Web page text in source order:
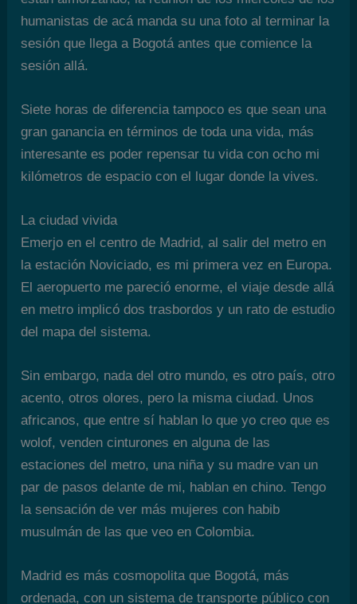
humanistas de acá manda su una foto al terminar la
sesión que llega a Bogotá antes que comience la
sesión allá.
Siete horas de diferencia tampoco es que sean una
gran ganancia en términos de toda una vida, más
interesante es poder repensar tu vida con ocho mi
kilómetros de espacio con el lugar donde la vives.
La ciudad vivida
Emerjo en el centro de Madrid, al salir del metro en
la estación Noviciado, es mi primera vez en Europa.
El aeropuerto me pareció enorme, el viaje desde allá
en metro implicó dos trasbordos y un rato de estudio
del mapa del sistema.
Sin embargo, nada del otro mundo, es otro país, otro
acento, otros olores, pero la misma ciudad. Unos
africanos, que entre sí hablan lo que yo creo que es
wolof, venden cinturones en alguna de las
estaciones del metro, una niña y su madre van un
par de pasos delante de mi, hablan en chino. Tengo
la sensación de ver más mujeres con habib
musulmán de las que veo en Colombia.
Madrid es más cosmopolita que Bogotá, más
ordenada, con un sistema de transporte público con